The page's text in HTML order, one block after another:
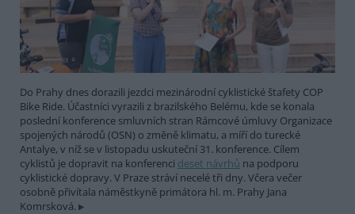
Do Prahy dnes dorazili jezdci mezinárodní cyklistické štafety COP
Bike Ride. Účastníci vyrazili z brazilského Belému, kde se konala
poslední konference smluvních stran Rámcové úmluvy Organizace
spojených národů (OSN) o změně klimatu, a míří do turecké
Antalye, v níž se v listopadu uskuteční 31. konference. Cílem
cyklistů je dopravit na konferenci deset návrhů na podporu
cyklistické dopravy. V Praze stráví necelé tři dny. Včera večer
osobně přivítala náměstkyně primátora hl. m. Prahy Jana
Komrsková.